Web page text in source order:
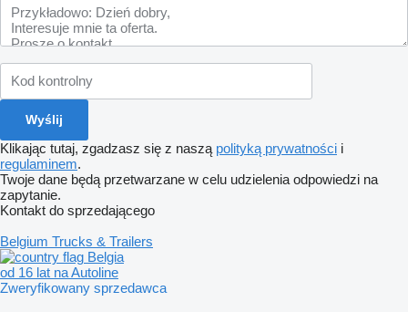
Klikając tutaj, zgadzasz się z naszą polityką prywatności i
regulaminem.
Twoje dane będą przetwarzane w celu udzielenia odpowiedzi na
zapytanie.
Kontakt do sprzedającego
Belgium Trucks & Trailers
Belgia
od 16 lat na Autoline
Zweryfikowany sprzedawca